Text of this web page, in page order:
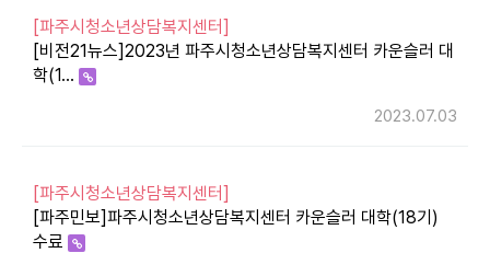
[파주시청소년상담복지센터]
[비전21뉴스]2023년 파주시청소년상담복지센터 카운슬러 대
학(1…
2023.07.03
[파주시청소년상담복지센터]
[파주민보]파주시청소년상담복지센터 카운슬러 대학(18기)
수료